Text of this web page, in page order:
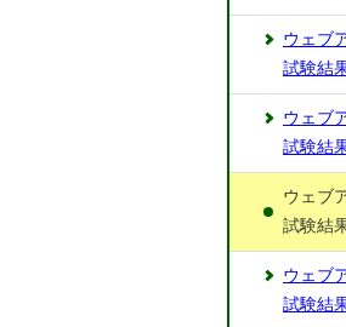
ウェブ
試験結
ウェブ
試験結
ウェブ
試験結
ウェブ
試験結